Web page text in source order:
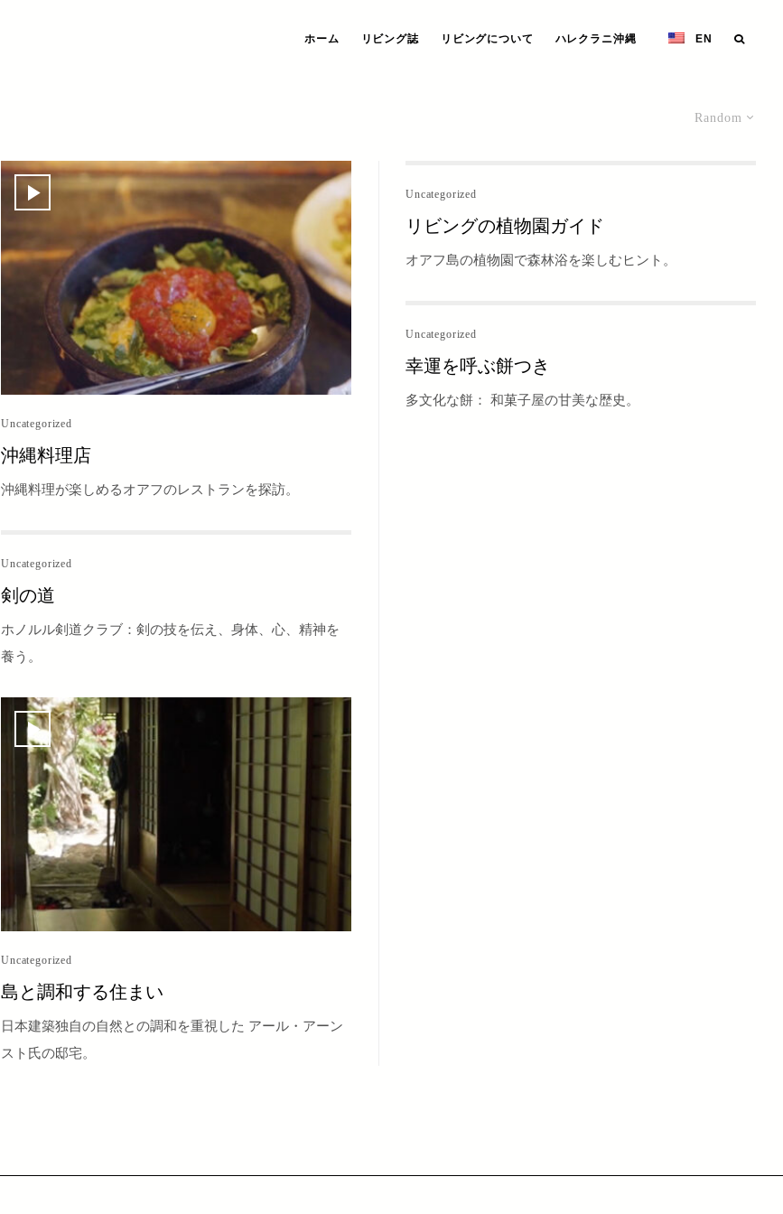
ホーム リビング誌 リビングについて ハレクラニ沖縄 EN
Random
Uncategorized
沖縄料理店
沖縄料理が楽しめるオアフのレストランを探訪。
Uncategorized
剣の道
ホノルル剣道クラブ：剣の技を伝え、身体、心、精神を
養う。
Uncategorized
島と調和する住まい
日本建築独自の自然との調和を重視した アール・アーン
スト氏の邸宅。
Uncategorized
リビングの植物園ガイド
オアフ島の植物園で森林浴を楽しむヒント。
Uncategorized
幸運を呼ぶ餅つき
多文化な餅： 和菓子屋の甘美な歴史。